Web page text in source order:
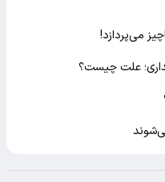
می‌پردازد!
علت چیست؟